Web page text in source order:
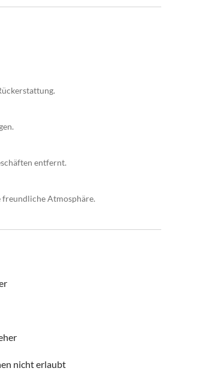
entfernt.
freundliche Atmosphäre.
nicht erlaubt